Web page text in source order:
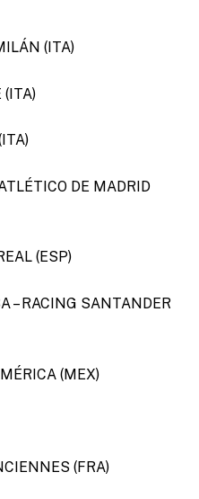
(ITA)
(ITA)
DE MADRID
(ESP)
– RACING SANTANDER
(MEX)
(FRA)